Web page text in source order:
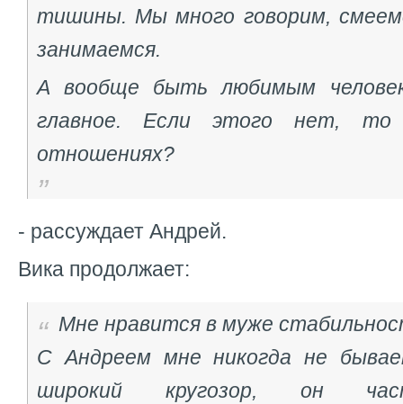
тишины. Мы много говорим,
занимаемся.
А вообще быть любимым
главное. Если этого нет,
отношениях?
- рассуждает Андрей.
Вика продолжает:
Мне нравится в муже
С Андреем мне никогда не
широкий кругозор, он